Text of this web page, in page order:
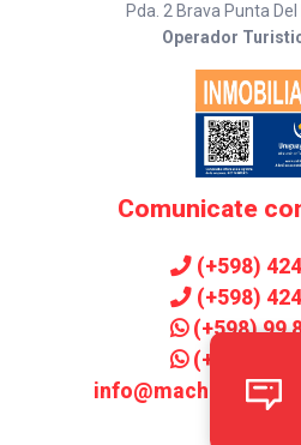
Pda. 2 Brava Punta
Operador
Comunicate
(+598)
(+598)
(+598) 99
(+598) 99